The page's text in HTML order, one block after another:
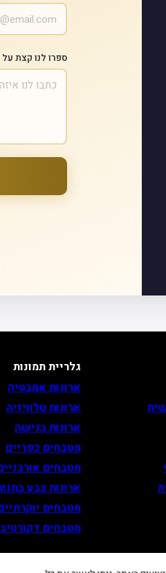
ספרו לנו קצת
גלריית תמונות
ארונות אמבטיה
ארונות טלוויזיה
ארונות בנישה
מטבחים כפריים
מטבחים
ארונות צבע
מטבחים
מטבחים